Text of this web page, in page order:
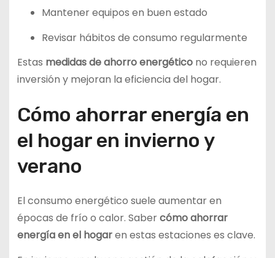
Mantener equipos en buen estado
Revisar hábitos de consumo regularmente
Estas medidas de ahorro energéticono requieren
inversión y mejoran la eficiencia del hogar.
Cómo ahorrar energía en
el hogar en invierno y
verano
El consumo energético suele aumentar en
épocas de frío o calor. Sabercómo ahorrar
energía en el hogaren estas estaciones es clave.